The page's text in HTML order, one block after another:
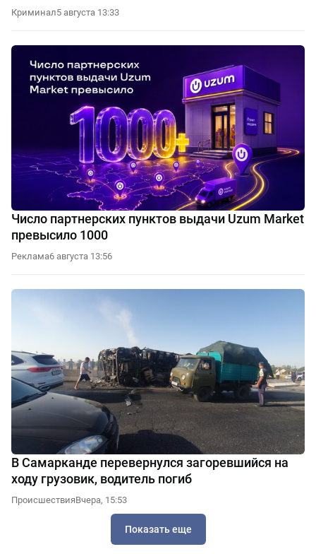
Криминал5 августа 13:33
Число партнерских пунктов выдачи Uzum Market
превысило 1000
Реклама6 августа 13:56
В Самарканде перевернулся загоревшийся на
ходу грузовик, водитель погиб
ПроисшествияВчера, 15:53
Показать еще